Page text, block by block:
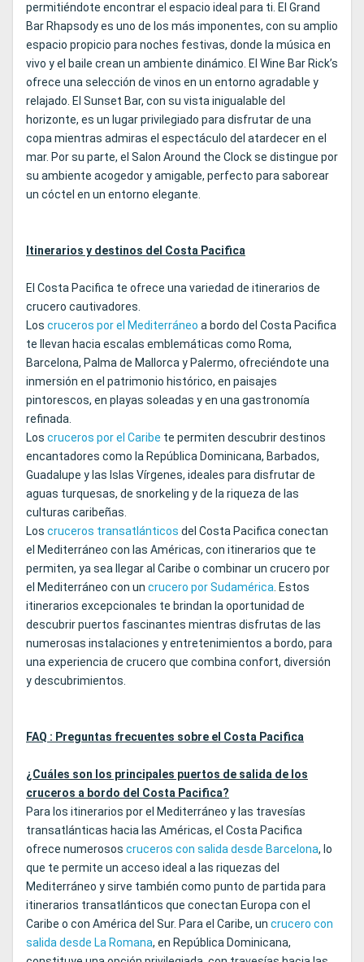
permitiéndote encontrar el espacio ideal para ti. El Grand
Bar Rhapsody es uno de los más imponentes, con su amplio
espacio propicio para noches festivas, donde la música en
vivo y el baile crean un ambiente dinámico. El Wine Bar Rick’s
ofrece una selección de vinos en un entorno agradable y
relajado. El Sunset Bar, con su vista inigualable del
horizonte, es un lugar privilegiado para disfrutar de una
copa mientras admiras el espectáculo del atardecer en el
mar. Por su parte, el Salon Around the Clock se distingue por
su ambiente acogedor y amigable, perfecto para saborear
un cóctel en un entorno elegante.
Itinerarios y destinos del Costa Pacifica
El Costa Pacifica te ofrece una variedad de itinerarios de
crucero cautivadores.
Los cruceros por el Mediterráneo a bordo del Costa Pacifica
te llevan hacia escalas emblemáticas como Roma,
Barcelona, Palma de Mallorca y Palermo, ofreciéndote una
inmersión en el patrimonio histórico, en paisajes
pintorescos, en playas soleadas y en una gastronomía
refinada.
Los cruceros por el Caribe te permiten descubrir destinos
encantadores como la República Dominicana, Barbados,
Guadalupe y las Islas Vírgenes, ideales para disfrutar de
aguas turquesas, de snorkeling y de la riqueza de las
culturas caribeñas.
Los cruceros transatlánticos del Costa Pacifica conectan
el Mediterráneo con las Américas, con itinerarios que te
permiten, ya sea llegar al Caribe o combinar un crucero por
el Mediterráneo con un crucero por Sudamérica. Estos
itinerarios excepcionales te brindan la oportunidad de
descubrir puertos fascinantes mientras disfrutas de las
numerosas instalaciones y entretenimientos a bordo, para
una experiencia de crucero que combina confort, diversión
y descubrimientos.
FAQ : Preguntas frecuentes sobre el Costa Pacifica
¿Cuáles son los principales puertos de salida de los
cruceros a bordo del Costa Pacifica?
Para los itinerarios por el Mediterráneo y las travesías
transatlánticas hacia las Américas, el Costa Pacifica
ofrece numerosos cruceros con salida desde Barcelona, lo
que te permite un acceso ideal a las riquezas del
Mediterráneo y sirve también como punto de partida para
itinerarios transatlánticos que conectan Europa con el
Caribe o con América del Sur. Para el Caribe, un crucero con
salida desde La Romana, en República Dominicana,